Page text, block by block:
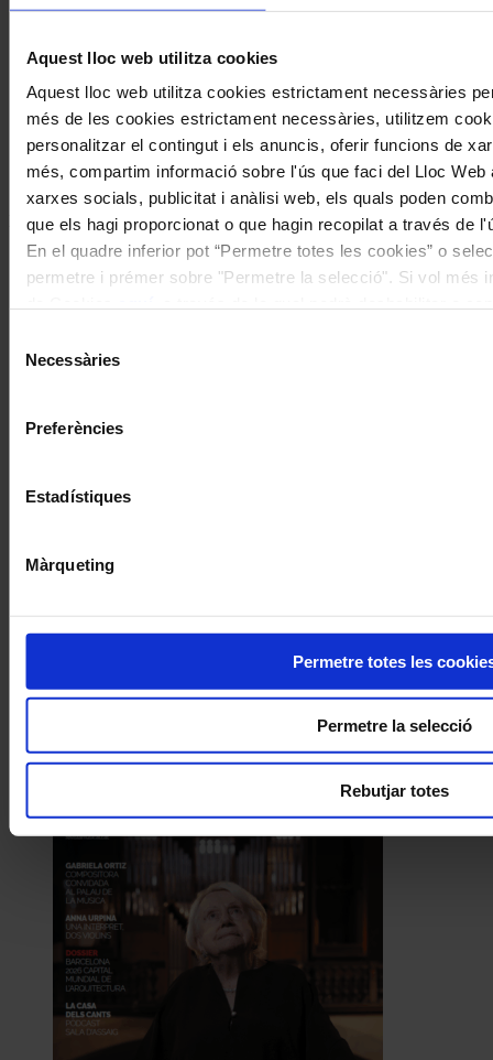
Aquest lloc web utilitza cookies
Aquest lloc web utilitza cookies estrictament necessàries
més de les cookies estrictament necessàries, utilitzem
personalitzar el contingut i els anuncis, oferir funcions de
més, compartim informació sobre l'ús que faci del Lloc Web
xarxes socials, publicitat i anàlisi web, els quals poden
que els hagi proporcionat o que hagin recopilat a través de
En el quadre inferior pot “Permetre totes les cookies” o
permetre i prémer sobre "Permetre la selecció". Si vol més
Necessàries
Preferències
Estadístiques
Màrqueting
Permetre totes les
Permetre la selecció
Rebutjar totes
Peralada acull una estrena de
Demestres amb text de Cristina
Pavarotti
Coneix la nostra publicació
I gaudeix a més dels següents descomptes:
20% als concerts del Palau de la Música Catalana
Descomptes a altres cicles de concerts col·laboradors